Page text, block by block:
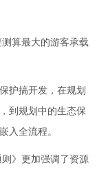
算最大的游客承载
护搞开发，在规划
到规划中的生态保
入全流程。
》更加强调了资源